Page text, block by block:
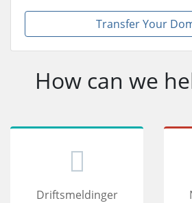
Transfer Your
How can we
Driftsmeldinger